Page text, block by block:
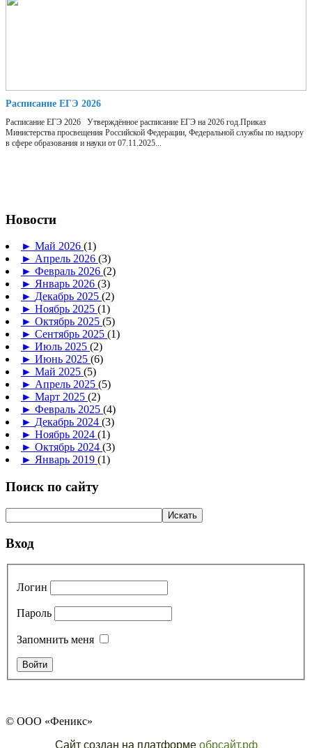
Расписание ЕГЭ 2026
Расписание ЕГЭ 2026 Утверждённое расписание ЕГЭ на 2026 год.Приказ
Министерства просвещения Российской Федерации, Федеральной службы по надзору
в сфере образования и науки от 07.11.2025...
Новости
► Май 2026 (1)
► Апрель 2026 (3)
► Февраль 2026 (2)
► Январь 2026 (3)
► Декабрь 2025 (2)
► Ноябрь 2025 (1)
► Октябрь 2025 (5)
► Сентябрь 2025 (1)
► Июль 2025 (2)
► Июнь 2025 (6)
► Май 2025 (5)
► Апрель 2025 (5)
► Март 2025 (2)
► Февраль 2025 (4)
► Декабрь 2024 (3)
► Ноябрь 2024 (1)
► Октябрь 2024 (3)
► Январь 2019 (1)
Поиск по сайту
Вход
Логин
Пароль
Запомнить меня
© ООО «Феникс»
Сайт создан на платформе обрсайт.рф